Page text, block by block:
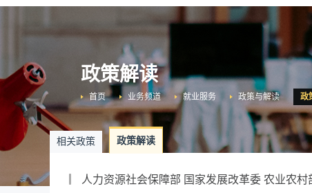
政策解读
政
政策与解读
就业服务
业务频道
首页
相关政策 政策解读
人力资源社会保障部 国家发展改革委 农业农